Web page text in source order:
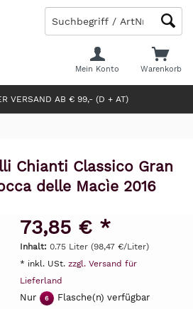
VERSAND AB € 99,- (D + AT)
Warenkorb
Mein Konto
Chianti Classico Gran
delle Macìe 2016
73,85 € *
Inhalt: 0.75 Liter (98,47 €/Liter)
* inkl. USt. zzgl. Versand für
Lieferland
Nur 6 Flasche(n) verfügbar